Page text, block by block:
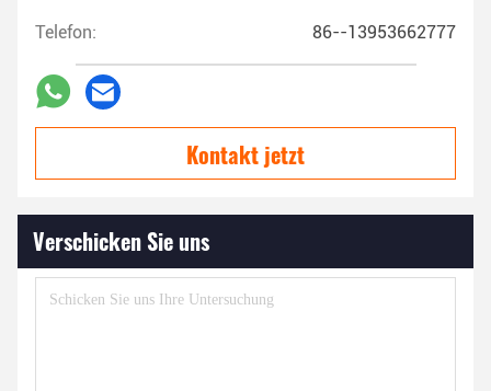
Telefon: 86--13953662777
Kontakt jetzt
Verschicken Sie uns